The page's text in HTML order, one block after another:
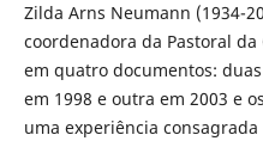
Zilda Arns Neumann (1934-
coordenadora da Pastoral
em quatro documentos:
em 1998 e outra em 2003 e
uma experiência